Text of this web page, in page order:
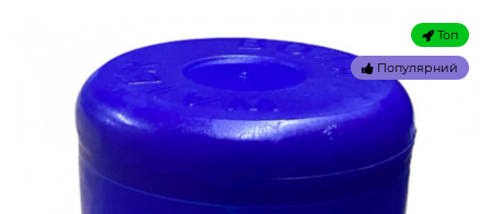
Топ
Популярний